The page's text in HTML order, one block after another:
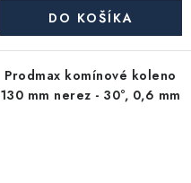
DO KOŠÍKA
Prodmax komínové koleno
130 mm nerez - 30°, 0,6 mm